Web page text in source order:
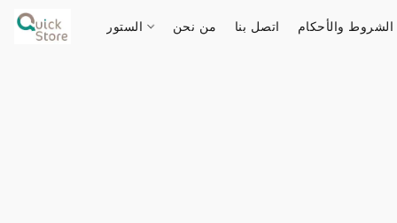
من نحن اتصل بنا الشروط والأحكام